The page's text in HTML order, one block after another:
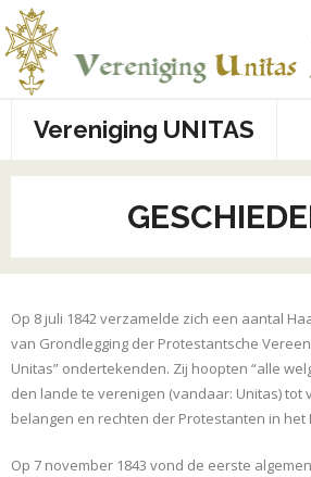
naar
de
inhoud
Vereniging UNITAS
Op 8 juli 1842 verzamelde zich een aantal
van Grondlegging der Protestantsche
Unitas” ondertekenden. Zij hoopten “alle
den lande te verenigen (vandaar: Unitas) tot
belangen en rechten der Protestanten in het
Op 7 november 1843 vond de eerste